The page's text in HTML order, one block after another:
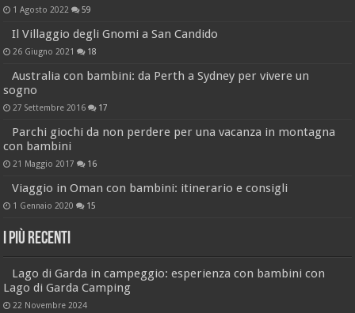
1 Agosto 2022 59
Il Villaggio degli Gnomi a San Candido
26 Giugno 2021 18
Australia con bambini: da Perth a Sydney per vivere un
sogno
27 Settembre 2016 17
Parchi giochi da non perdere per una vacanza in montagna
con bambini
21 Maggio 2017 16
Viaggio in Oman con bambini: itinerario e consigli
1 Gennaio 2020 15
I più recenti
Lago di Garda in campeggio: esperienza con bambini con
Lago di Garda Camping
22 Novembre 2024